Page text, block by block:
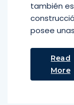
también es
posee
Read
More